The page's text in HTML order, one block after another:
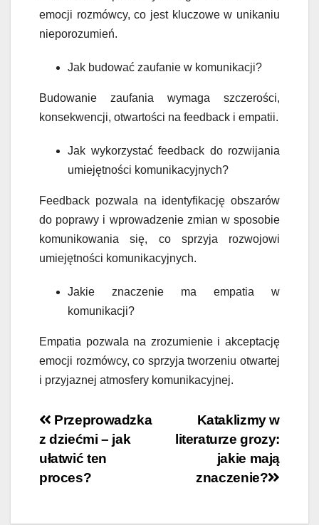
emocji rozmówcy, co jest kluczowe w unikaniu
nieporozumień.
Jak budować zaufanie w komunikacji?
Budowanie zaufania wymaga szczerości,
konsekwencji, otwartości na feedback i empatii.
Jak wykorzystać feedback do rozwijania
umiejętności komunikacyjnych?
Feedback pozwala na identyfikację obszarów
do poprawy i wprowadzenie zmian w sposobie
komunikowania się, co sprzyja rozwojowi
umiejętności komunikacyjnych.
Jakie znaczenie ma empatia w
komunikacji?
Empatia pozwala na zrozumienie i akceptację
emocji rozmówcy, co sprzyja tworzeniu otwartej
i przyjaznej atmosfery komunikacyjnej.
Nawigacja
wpisu
Kataklizmy w
literaturze grozy:
jakie mają
znaczenie?
Przeprowadzka
z dziećmi – jak
ułatwić ten
proces?